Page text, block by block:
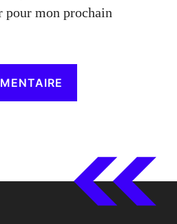
pour mon prochain